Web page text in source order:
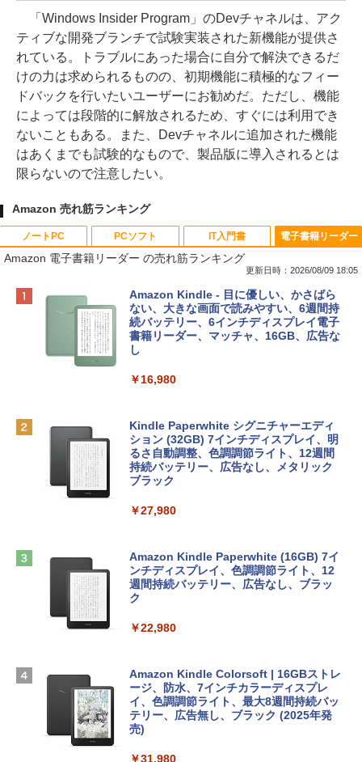
「Windows Insider Program」のDevチャネルは、アク
ティブな開発ブランチで試験実装された新機能が提供さ
れている。トラブルにあった場合に自分で解決できるだ
けの力は求められるものの、初期機能に積極的なフィー
ドバックを行いたいユーザーにお勧めだ。ただし、機能
によっては段階的に解放されるため、すぐには利用でき
ないこともある。また、Devチャネルに追加された機能
はあくまでも試験的なもので、製品版に導入されるとは
限らないので注意したい。
Amazon 売れ筋ランキング
ノートPC
Apple 2026 MacBook Neo A18 Proチッ
プ搭載13インチノートブック：AIとAppl
e Intelligenceのために設計、Liquid Ret
inaディスプレイ、8GBユニファイドメモ
リ、256GB SSDストレージ、1080p Fac
tomtoc 360°保護 15.6 16インチ パソコ
ンケース Dell NEC Lavie ASUS HP dyna
book Lenovo対応
13インチノートブック：AIとApple Intell
igence、13.6インチLiquid Retinaディ
スプレイ、16GBユニファイドメモリ、1
TB SSDストレージ、12MPセンターフレ
D - ミッドナイト
【Amazon.co.jp限定】 HP ノートパソコ
ン 15-fd 15.6インチ 16GBメモリ 512GB
SSD インテル Core 5
￥129,800
PCソフト
Robloxギフトカード - 800 Robux 【限
定バーチャルアイテムを含む】 【オンラ
インゲームコード】 ロブロックス | オン
ラインコード版
定バーチャルアイテムを含む】 【オンラ
インゲームコード】 ロブロックス |オン
ラインコード版
￥1,600
インゲームコード】 ロブロックス | オン
ラインコード版
￥3,200
ows11、10/mac対応|PC2台
￥39,582
IT入門書
生成AIパスポート公式テキスト 第４版
￥1,766
￥1,292
非エンジニア 初心者 素人 でも安心 使い
めのAIコーディング入門シリーズ
￥99
AIイラスト表現辞典: 思い通りの絵を引き
￥480
FM TOWNS ハイパー・カタログ: 本体ハ
電子書籍リーダー
Amazon 電子書籍リーダー の売れ筋ランキング
更新日時：2026/08/09 18:05
Amazon Kindle - 目に優しい、かさばら
ない、大きな画面で読みやすい、6週間持
続バッテリー、6インチディスプレイ電子
書籍リーダー、マッチャ、16GB、広告な
し
￥16,980
Kindle Paperwhite シグニチャーエディ
ション (32GB) 7インチディスプレイ、明
るさ自動調整、色調調節ライト、12週間
持続バッテリー、広告なし、メタリック
ブラック
￥27,980
Amazon Kindle Paperwhite (16GB) 7イ
ンチディスプレイ、色調調節ライト、12
週間持続バッテリー、広告なし、ブラッ
ク
￥22,980
Amazon Kindle Colorsoft | 16GBストレ
ージ、防水、7インチカラーディスプレ
イ、色調調節ライト、最大8週間持続バッ
テリー、広告無し、ブラック (2025年発
売)
￥31,980